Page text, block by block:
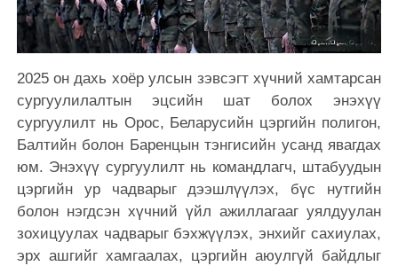
2025 он дахь хоёр улсын зэвсэгт хүчний хамтарсан
сургуулилалтын эцсийн шат болох энэхүү
сургуулилт нь Орос, Беларусийн цэргийн полигон,
Балтийн болон Баренцын тэнгисийн усанд явагдах
юм. Энэхүү сургуулилт нь командлагч, штабуудын
цэргийн ур чадварыг дээшлүүлэх, бүс нутгийн
болон нэгдсэн хүчний үйл ажиллагааг уялдуулан
зохицуулах чадварыг бэхжүүлэх, энхийг сахиулах,
эрх ашгийг хамгаалах, цэргийн аюулгүй байдлыг